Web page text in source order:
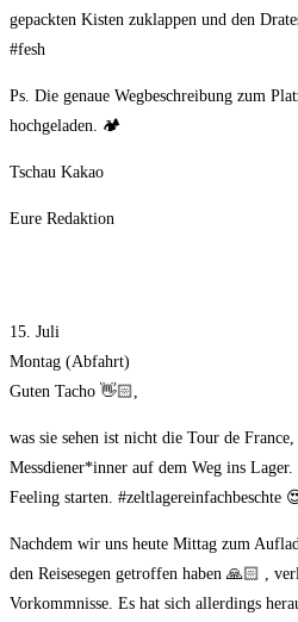
gepackten Kisten zuklappen und den
#fesh
Ps. Die genaue Wegbeschreibung zum
hochgeladen. 🏕
Tschau Kakao
Eure Redaktion
15. Juli
Montag (Abfahrt)
Guten Tacho 👋🏻,
was sie sehen ist nicht die Tour de
Messdiener*inner auf dem Weg ins
Feeling starten. #zeltlagereinfachbeschte
Nachdem wir uns heute Mittag zum
den Reisesegen getroffen haben 🙏🏻 ,
Vorkommnisse. Es hat sich allerdings